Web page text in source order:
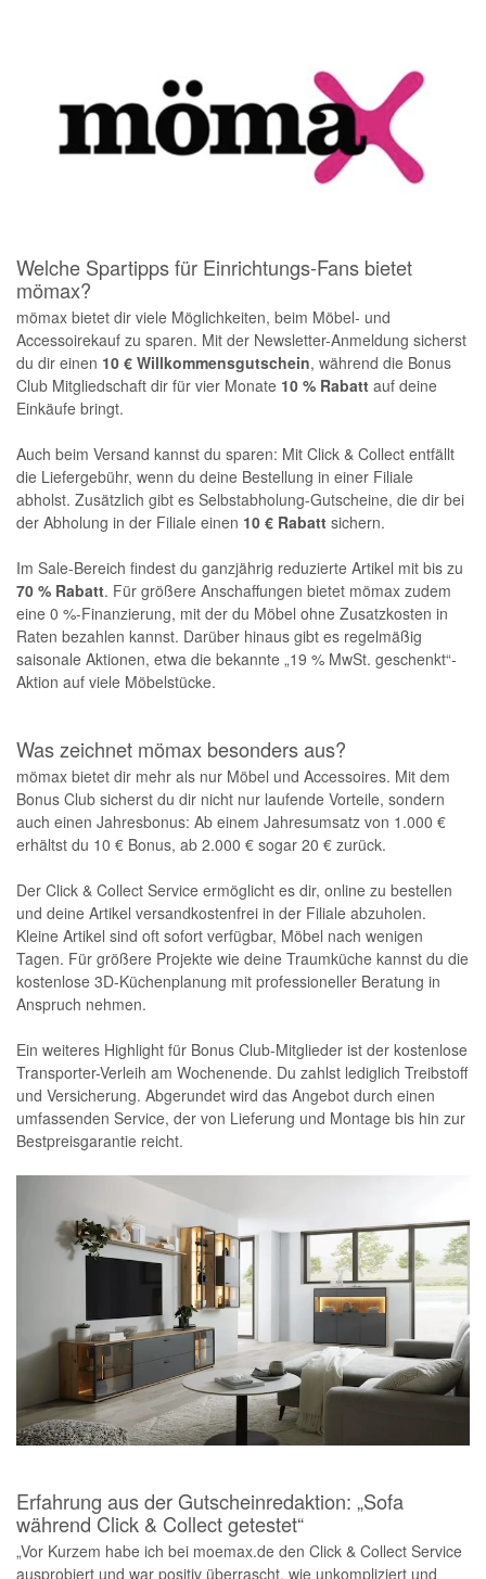
Welche Spartipps für Einrichtungs-Fans bietet
mömax?
mömax bietet dir viele Möglichkeiten, beim Möbel- und
Accessoirekauf zu sparen. Mit der Newsletter-Anmeldung sicherst
du dir einen 10 € Willkommensgutschein, während die Bonus
Club Mitgliedschaft dir für vier Monate 10 % Rabatt auf deine
Einkäufe bringt.
Auch beim Versand kannst du sparen: Mit Click & Collect entfällt
die Liefergebühr, wenn du deine Bestellung in einer Filiale
abholst. Zusätzlich gibt es Selbstabholung-Gutscheine, die dir bei
der Abholung in der Filiale einen 10 € Rabatt sichern.
Im Sale-Bereich findest du ganzjährig reduzierte Artikel mit bis zu
70 % Rabatt. Für größere Anschaffungen bietet mömax zudem
eine 0 %-Finanzierung, mit der du Möbel ohne Zusatzkosten in
Raten bezahlen kannst. Darüber hinaus gibt es regelmäßig
saisonale Aktionen, etwa die bekannte „19 % MwSt. geschenkt“-
Aktion auf viele Möbelstücke.
Was zeichnet mömax besonders aus?
mömax bietet dir mehr als nur Möbel und Accessoires. Mit dem
Bonus Club sicherst du dir nicht nur laufende Vorteile, sondern
auch einen Jahresbonus: Ab einem Jahresumsatz von 1.000 €
erhältst du 10 € Bonus, ab 2.000 € sogar 20 € zurück.
Der Click & Collect Service ermöglicht es dir, online zu bestellen
und deine Artikel versandkostenfrei in der Filiale abzuholen.
Kleine Artikel sind oft sofort verfügbar, Möbel nach wenigen
Tagen. Für größere Projekte wie deine Traumküche kannst du die
kostenlose 3D-Küchenplanung mit professioneller Beratung in
Anspruch nehmen.
Ein weiteres Highlight für Bonus Club-Mitglieder ist der kostenlose
Transporter-Verleih am Wochenende. Du zahlst lediglich Treibstoff
und Versicherung. Abgerundet wird das Angebot durch einen
umfassenden Service, der von Lieferung und Montage bis hin zur
Bestpreisgarantie reicht.
Erfahrung aus der Gutscheinredaktion: „Sofa
während Click & Collect getestet“
„Vor Kurzem habe ich bei moemax.de den Click & Collect Service
ausprobiert und war positiv überrascht, wie unkompliziert und